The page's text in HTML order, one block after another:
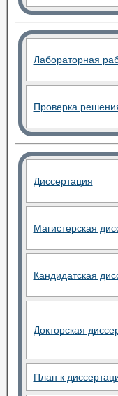
Лабораторная
Проверка
Диссертация
Магистерская
Кандидатская
Докторская
План к